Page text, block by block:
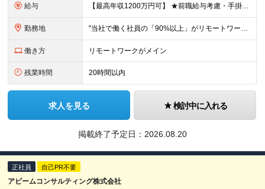
給与 【最高年収1200万円可】 ★前職給与考慮・手掛けた成果や専門スキルをダイレクトに還元！ 【月給】30万円〜70万円 ※経験・スキル・前職給与等を十分に考慮の上、決定いたします。 ※上記には固定残業
勤務地 "当社で働く社員の「90%以上」がリモートワークを活用しています！ フルリモート勤務：約5割 ハイブリッド勤務（リモート＋出社）：約4割 【本社】東京都千代田区丸の内2-4-1 丸の内ビルディング1
働き方 リモートワークがメイン
残業時間 20時間以内
求人を見る 検討中に入れる
掲載終了予定日： 2026.08.20
正社員 自己PR不要
アビームコンサルティング株式会社